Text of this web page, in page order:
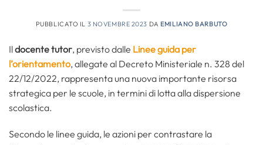
PUBBLICATO IL 3 NOVEMBRE 2023 DA EMILIANO BARBUTO
Ildocente tutor, previsto dalle Linee guida per
l’orientamento, allegate al Decreto Ministeriale n. 328 del
22/12/2022, rappresenta una nuova importante risorsa
strategica per le scuole, in termini di lotta alla dispersione
scolastica.
Secondo le linee guida, le azioni per contrastare la